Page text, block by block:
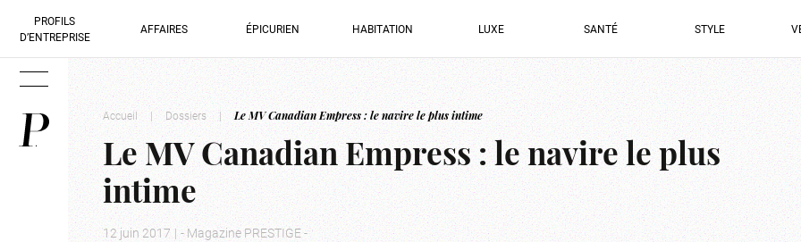
PROFILS
D’ENTREPRISE
AFFAIRES ÉPICURIEN HABITATION LUXE SANTÉ STYLE
Accueil | Dossiers | Le MV Canadian Empress : le navire le plus intime
Le MV Canadian Empress : le navire le plus
intime
12 juin 2017 | - Magazine PRESTIGE -